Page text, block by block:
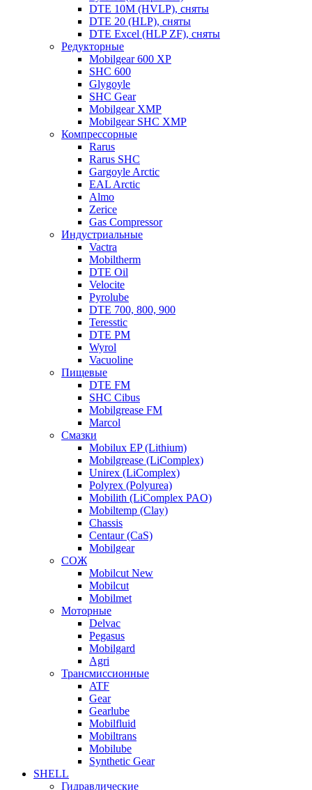
DTE 10M (HVLP), сняты
DTE 20 (HLP), сняты
DTE Excel (HLP ZF), сняты
Редукторные
Mobilgear 600 XP
SHC 600
Glygoyle
SHC Gear
Mobilgear XMP
Mobilgear SHC XMP
Компрессорные
Rarus
Rarus SHC
Gargoyle Arctic
EAL Arctic
Almo
Zerice
Gas Compressor
Индустриальные
Vactra
Mobiltherm
DTE Oil
Velocite
Pyrolube
DTE 700, 800, 900
Teresstic
DTE PM
Wyrol
Vacuoline
Пищевые
DTE FM
SHC Cibus
Mobilgrease FM
Marcol
Смазки
Mobilux EP (Lithium)
Mobilgrease (LiComplex)
Unirex (LiComplex)
Polyrex (Polyurea)
Mobilith (LiComplex PAO)
Mobiltemp (Clay)
Chassis
Centaur (CaS)
Mobilgear
СОЖ
Mobilcut New
Mobilcut
Mobilmet
Моторные
Delvac
Pegasus
Mobilgard
Agri
Трансмиссионные
ATF
Gear
Gearlube
Mobilfluid
Mobiltrans
Mobilube
Synthetic Gear
SHELL
Гидравлические